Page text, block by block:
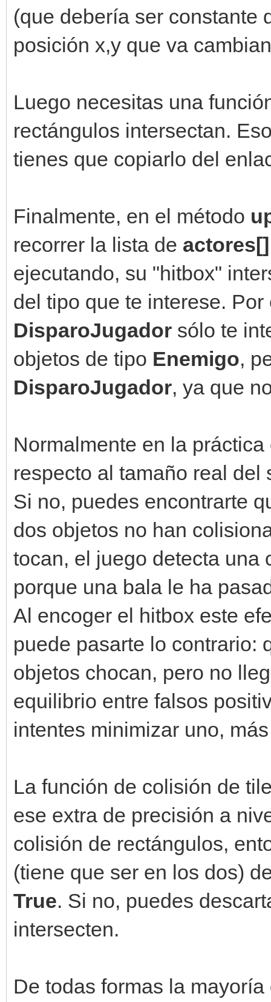
(que debería ser constante
posición x,y que va
Luego necesitas una
rectángulos intersectan.
tienes que copiarlo del
Finalmente, en el método
recorrer la lista de
ejecutando, su "hitbox"
del tipo que te interese.
DisparoJugador sólo te
objetos de tipo Enemigo,
DisparoJugador, ya que
Normalmente en la
respecto al tamaño real
Si no, puedes encontrarte
dos objetos no han
tocan, el juego detecta una
porque una bala le ha
Al encoger el hitbox este
puede pasarte lo contrario:
objetos chocan, pero no
equilibrio entre falsos
intentes minimizar uno,
La función de colisión de
ese extra de precisión a
colisión de rectángulos,
(tiene que ser en los dos)
True. Si no, puedes
intersecten.
De todas formas la